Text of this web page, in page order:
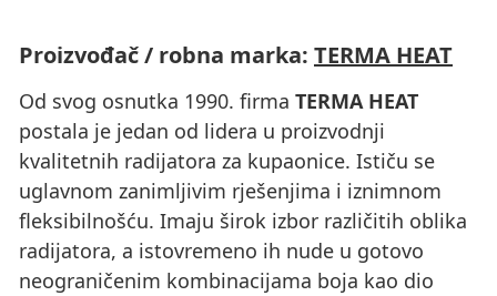
Proizvođač / robna marka: TERMA HEAT
Od svog osnutka 1990. firma TERMA HEAT
postala je jedan od lidera u proizvodnji
kvalitetnih radijatora za kupaonice. Ističu se
uglavnom zanimljivim rješenjima i iznimnom
fleksibilnošću. Imaju širok izbor različitih oblika
radijatora, a istovremeno ih nude u gotovo
neograničenim kombinacijama boja kao dio